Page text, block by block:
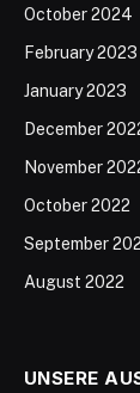
October 2024
February 2023
January 2023
December
November
October 2022
September
August 2022
UNSERE